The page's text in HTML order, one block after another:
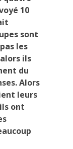
10
sont
les
ils
du
Alors
leurs
ont